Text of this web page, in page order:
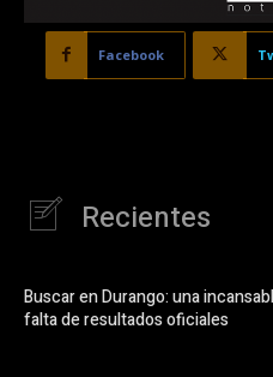
Facebook
Recientes
Buscar en Durango: una
falta de resultados oficiales